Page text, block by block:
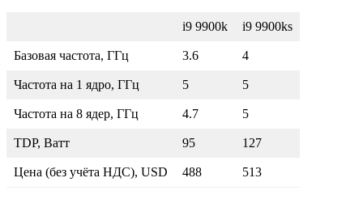
i9 9900k i9 9900ks
Базовая частота, ГГц 3.6 4
Частота на 1 ядро, ГГц 5 5
Частота на 8 ядер, ГГц 4.7 5
TDP, Ватт 95 127
Цена (без учёта НДС), USD 488 513